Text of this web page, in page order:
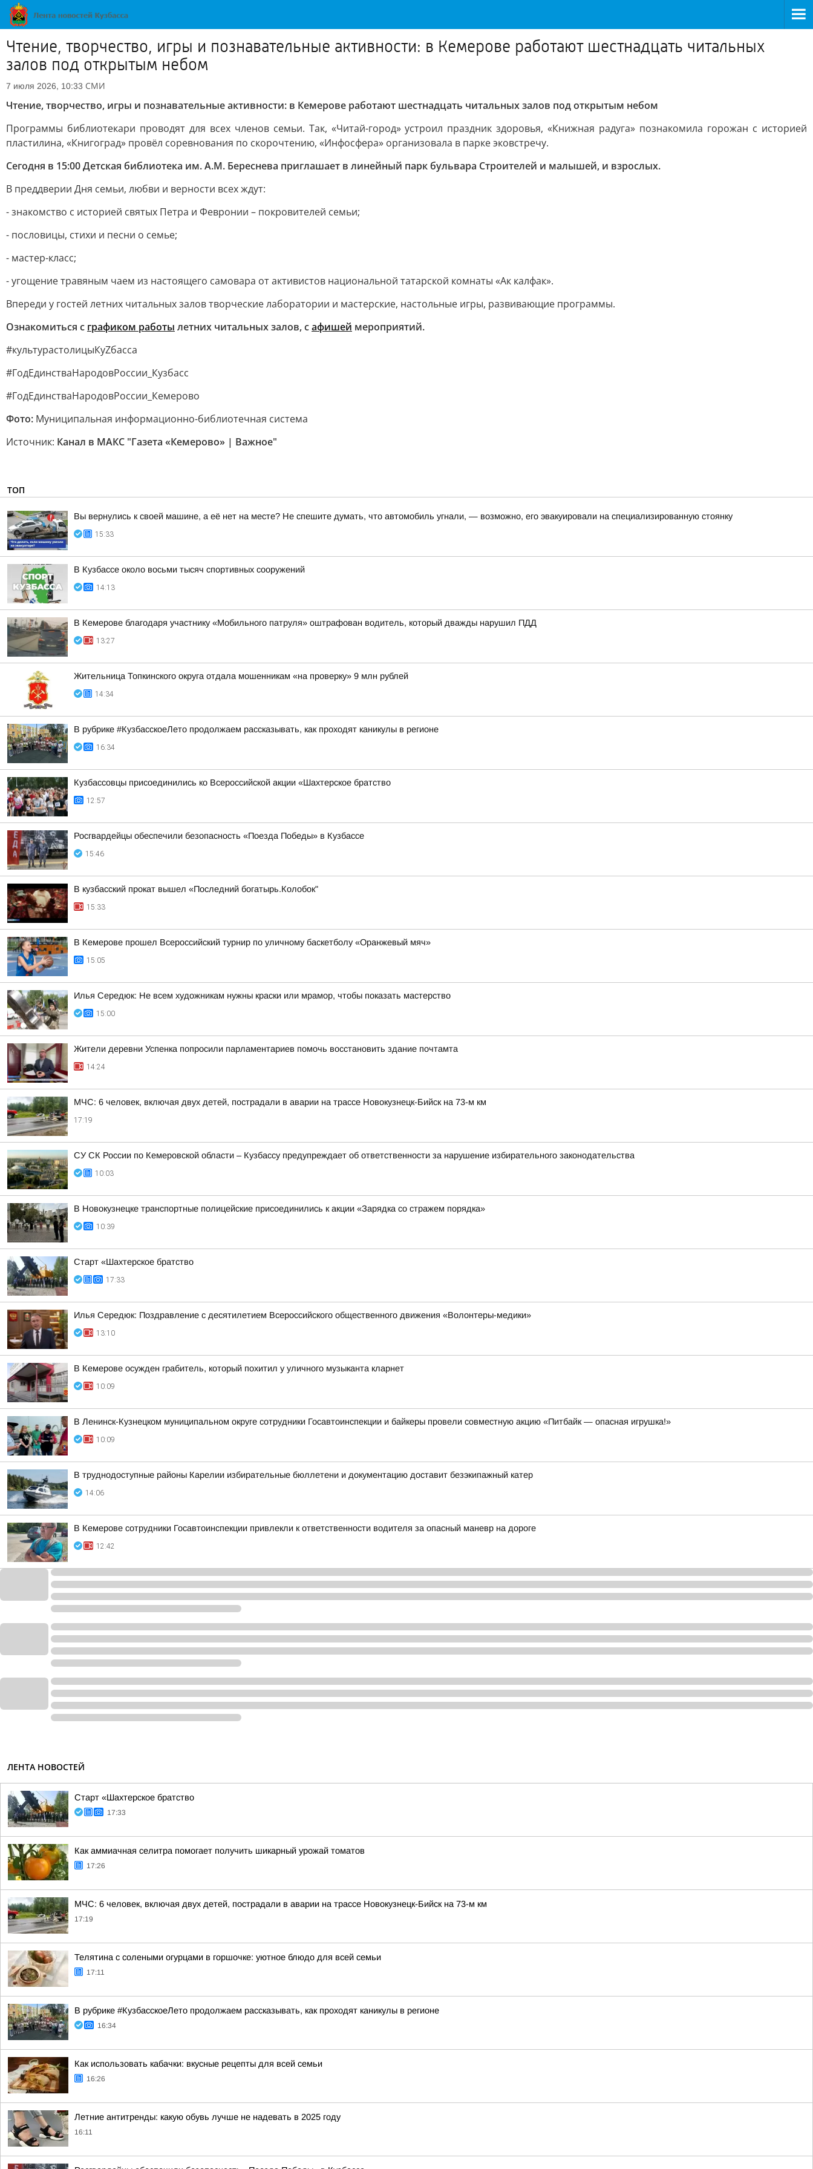
Чтение, творчество, игры и познавательные активности: в Кемерове работают шестнадцать читальных
залов под открытым небом
7 июля 2026, 10:33 СМИ
Чтение, творчество, игры и познавательные активности: в Кемерове работают шестнадцать читальных залов под открытым небом
Программы библиотекари проводят для всех членов семьи. Так, «Читай-город» устроил праздник здоровья, «Книжная радуга» познакомила горожан с историей
пластилина, «Книгоград» провёл соревнования по скорочтению, «Инфосфера» организовала в парке эковстречу.
Сегодня в 15:00 Детская библиотека им. А.М. Береснева приглашает в линейный парк бульвара Строителей и малышей, и взрослых.
В преддверии Дня семьи, любви и верности всех ждут:
- знакомство с историей святых Петра и Февронии – покровителей семьи;
- пословицы, стихи и песни о семье;
- мастер-класс;
- угощение травяным чаем из настоящего самовара от активистов национальной татарской комнаты «Ак калфак».
Впереди у гостей летних читальных залов творческие лаборатории и мастерские, настольные игры, развивающие программы.
Ознакомиться с графиком работы летних читальных залов, сафишей мероприятий.
#культурастолицыКуZбасса
#ГодЕдинстваНародовРоссии_Кузбасс
#ГодЕдинстваНародовРоссии_Кемерово
Фото: Муниципальная информационно-библиотечная система
Источник: Канал в МАКС "Газета «Кемерово» | Важное"
ТОП
Вы вернулись к своей машине, а её нет на месте? Не спешите думать, что автомобиль угнали, — возможно, его эвакуировали на специализированную стоянку
15:33
В Кузбассе около восьми тысяч спортивных сооружений
14:13
В Кемерове благодаря участнику «Мобильного патруля» оштрафован водитель, который дважды нарушил ПДД
13:27
Жительница Топкинского округа отдала мошенникам «на проверку» 9 млн рублей
14:34
В рубрике #КузбасскоеЛето продолжаем рассказывать, как проходят каникулы в регионе
16:34
Кузбассовцы присоединились ко Всероссийской акции «Шахтерское братство
12:57
Росгвардейцы обеспечили безопасность «Поезда Победы» в Кузбассе
15:46
В кузбасский прокат вышел «Последний богатырь.Колобок"
15:33
В Кемерове прошел Всероссийский турнир по уличному баскетболу «Оранжевый мяч»
15:05
Илья Середюк: Не всем художникам нужны краски или мрамор, чтобы показать мастерство
15:00
Жители деревни Успенка попросили парламентариев помочь восстановить здание почтамта
14:24
МЧС: 6 человек, включая двух детей, пострадали в аварии на трассе Новокузнецк-Бийск на 73-м км
17:19
СУ СК России по Кемеровской области – Кузбассу предупреждает об ответственности за нарушение избирательного законодательства
10:03
В Новокузнецке транспортные полицейские присоединились к акции «Зарядка со стражем порядка»
10:39
Старт «Шахтерское братство
17:33
Илья Середюк: Поздравление с десятилетием Всероссийского общественного движения «Волонтеры-медики»
13:10
В Кемерове осужден грабитель, который похитил у уличного музыканта кларнет
10:09
В Ленинск-Кузнецком муниципальном округе сотрудники Госавтоинспекции и байкеры провели совместную акцию «Питбайк — опасная игрушка!»
10:09
В труднодоступные районы Карелии избирательные бюллетени и документацию доставит безэкипажный катер
14:06
В Кемерове сотрудники Госавтоинспекции привлекли к ответственности водителя за опасный маневр на дороге
12:42
ЛЕНТА НОВОСТЕЙ
Старт «Шахтерское братство
17:33
Как аммиачная селитра помогает получить шикарный урожай томатов
17:26
МЧС: 6 человек, включая двух детей, пострадали в аварии на трассе Новокузнецк-Бийск на 73-м км
17:19
Телятина с солеными огурцами в горшочке: уютное блюдо для всей семьи
17:11
В рубрике #КузбасскоеЛето продолжаем рассказывать, как проходят каникулы в регионе
16:34
Как использовать кабачки: вкусные рецепты для всей семьи
16:26
Летние антитренды: какую обувь лучше не надевать в 2025 году
16:11